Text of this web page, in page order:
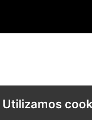
Utilizamos